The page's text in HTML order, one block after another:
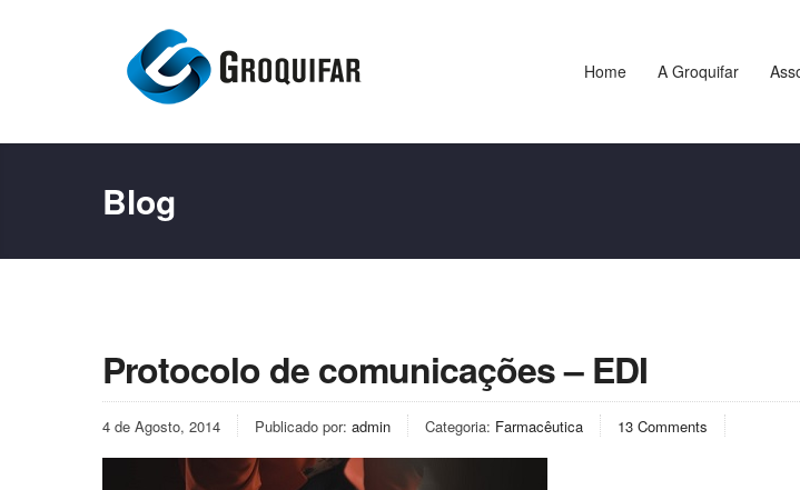
Home A Groquifar
Blog
Protocolo de comunicações – EDI
4 de Agosto, 2014 Publicado por: admin Categoria: Farmacêutica 13 Comments